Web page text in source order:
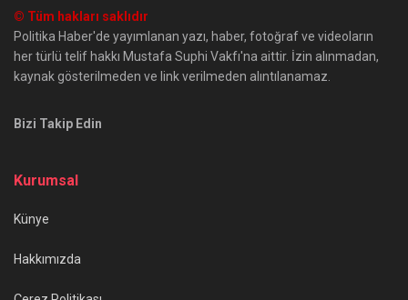
© Tüm hakları saklıdır
Politika Haber'de yayımlanan yazı, haber, fotoğraf ve videoların
her türlü telif hakkı Mustafa Suphi Vakfı'na aittir. İzin alınmadan,
kaynak gösterilmeden ve link verilmeden alıntılanamaz.
Bizi Takip Edin
Kurumsal
Künye
Hakkımızda